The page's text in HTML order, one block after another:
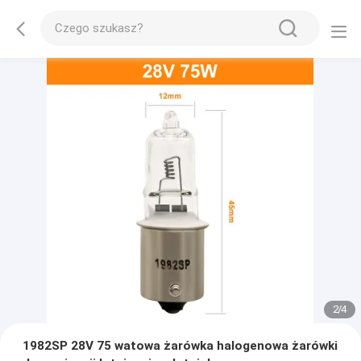
2/4
1982SP 28V 75 watowa żarówka halogenowa żarówki